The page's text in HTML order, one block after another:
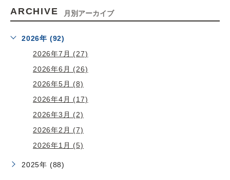
ARCHIVE 月別アーカイブ
2026年 (92)
2026年7月 (27)
2026年6月 (26)
2026年5月 (8)
2026年4月 (17)
2026年3月 (2)
2026年2月 (7)
2026年1月 (5)
2025年 (88)